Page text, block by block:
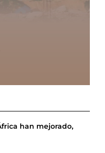
han mejorado,